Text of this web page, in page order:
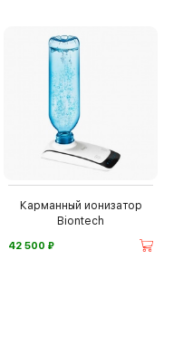
Карманный ионизатор
Biontech
42 500 ⃏